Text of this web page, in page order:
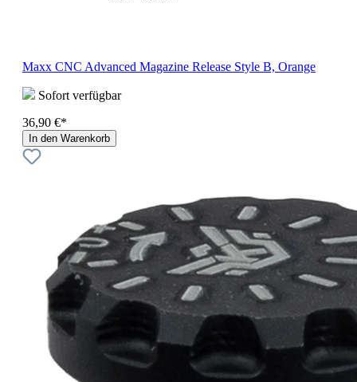
Maxx CNC Advanced Magazine Release Style B, Orange
Sofort verfügbar
36,90 €*
In den Warenkorb